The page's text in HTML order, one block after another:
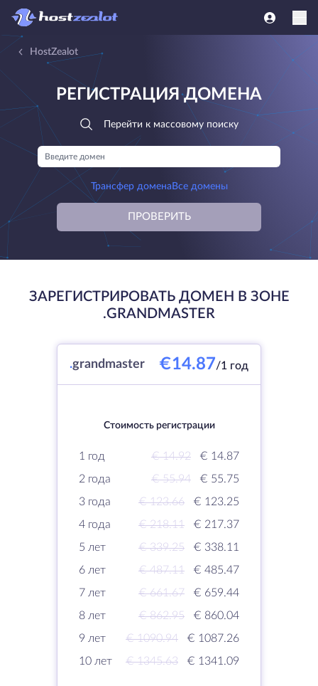
HostZealot
РЕГИСТРАЦИЯ ДОМЕНА
Перейти к массовому поиску
Трансфер домена Все домены
ПРОВЕРИТЬ
ЗАРЕГИСТРИРОВАТЬ ДОМЕН В ЗОНЕ
.GRANDMASTER
.grandmaster €14.87/1 год
Стоимость регистрации
1 год € 14.92
€ 14.87
2 года
€ 55.94
€ 55.75
3 года
€ 123.66
€ 123.25
4 года
€ 218.11
€ 217.37
5 лет
€ 339.25
€ 338.11
6 лет
€ 487.11
€ 485.47
7 лет
€ 661.67
€ 659.44
8 лет
€ 862.95
€ 860.04
9 лет
€ 1090.94
€ 1087.26
10 лет
€ 1345.63 € 1341.09